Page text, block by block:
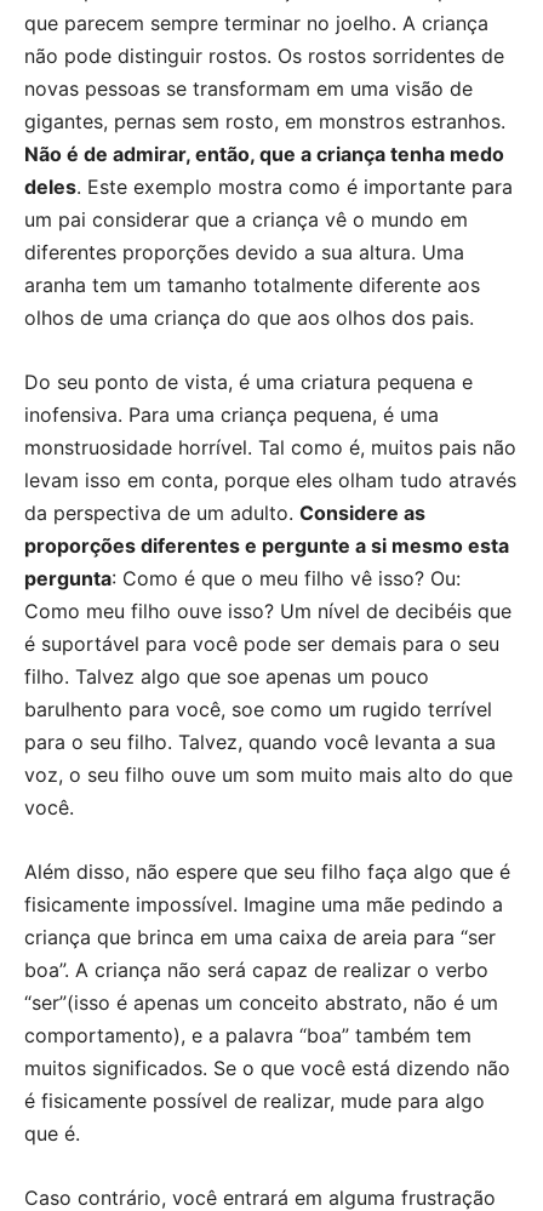
que parecem sempre terminar no joelho. A criança
não pode distinguir rostos. Os rostos sorridentes de
novas pessoas se transformam em uma visão de
gigantes, pernas sem rosto, em monstros estranhos.
Não é de admirar, então, que a criança tenha medo
deles. Este exemplo mostra como é importante para
um pai considerar que a criança vê o mundo em
diferentes proporções devido a sua altura. Uma
aranha tem um tamanho totalmente diferente aos
olhos de uma criança do que aos olhos dos pais.
Do seu ponto de vista, é uma criatura pequena e
inofensiva. Para uma criança pequena, é uma
monstruosidade horrível. Tal como é, muitos pais não
levam isso em conta, porque eles olham tudo através
da perspectiva de um adulto. Considere as
proporções diferentes e pergunte a si mesmo esta
pergunta: Como é que o meu filho vê isso? Ou:
Como meu filho ouve isso? Um nível de decibéis que
é suportável para você pode ser demais para o seu
filho. Talvez algo que soe apenas um pouco
barulhento para você, soe como um rugido terrível
para o seu filho. Talvez, quando você levanta a sua
voz, o seu filho ouve um som muito mais alto do que
você.
Além disso, não espere que seu filho faça algo que é
fisicamente impossível. Imagine uma mãe pedindo a
criança que brinca em uma caixa de areia para “ser
boa”. A criança não será capaz de realizar o verbo
“ser”(isso é apenas um conceito abstrato, não é um
comportamento), e a palavra “boa” também tem
muitos significados. Se o que você está dizendo não
é fisicamente possível de realizar, mude para algo
que é.
Caso contrário, você entrará em alguma frustração